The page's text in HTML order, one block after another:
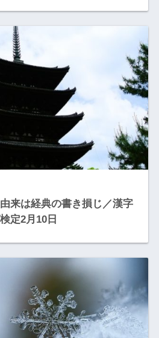
来は経典の書き損じ／漢字
定2月10日